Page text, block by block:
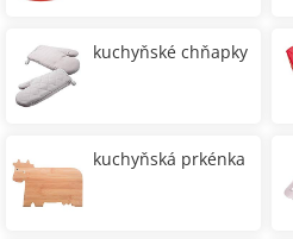
kuchyňské chňapky
kuchyňská prkénka